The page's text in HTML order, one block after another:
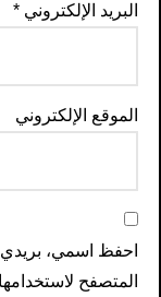
البريد الإلكتروني*
الموقع الإلكتروني
احفظ اسمي، بريدي
المتصفح